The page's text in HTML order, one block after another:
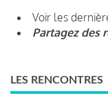
Voir les
Partagez des
LES RENCONTRES